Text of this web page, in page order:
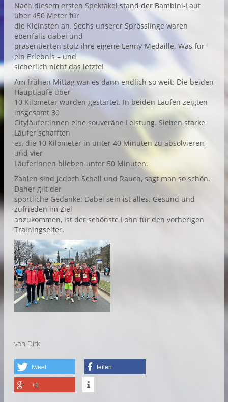
Nach diesem ersten Spektakel stand der Bambini-Lauf
über 450 Meter für
die Kleinsten an. Sechs unserer Sprösslinge waren
ebenfalls dabei und
präsentierten stolz ihre eigene Lenny-Medaille. Was für
ein Erlebnis – und
sicherlich nicht das letzte!
Am frühen Mittag war es dann endlich so weit: Die beiden
Hauptläufe über
10 Kilometer wurden gestartet. In beiden Läufen zeigten
insgesamt 30
Cityläufer:innen eine souveräne Leistung. Sieben starke
Läufer schafften
es, die 10 Kilometer in unter 40 Minuten zu absolvieren,
und vier
Läuferinnen blieben unter 50 Minuten.
Zahlen sind jedoch Schall und Rauch, sagt man so schön.
Daher gilt der
sportliche Gedanke: Dabei sein ist alles. Gesund und
zufrieden im Ziel
anzukommen, ist der schönste Lohn für den vorherigen
Trainingseifer.
von Dirk
tweet teilen
+1